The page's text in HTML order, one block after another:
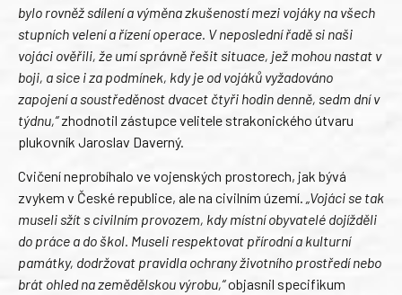
bylo rovněž sdílení a výměna zkušeností mezi vojáky na všech
stupních velení a řízení operace. V neposlední řadě si naši
vojáci ověřili, že umí správně řešit situace, jež mohou nastat v
boji, a sice i za podmínek, kdy je od vojáků vyžadováno
zapojení a soustředěnost dvacet čtyři hodin denně, sedm dní v
týdnu,“zhodnotil zástupce velitele strakonického útvaru
plukovník Jaroslav Daverný.
Cvičení neprobíhalo ve vojenských prostorech, jak bývá
zvykem v České republice, ale na civilním území. „Vojáci se tak
museli sžít s civilním provozem, kdy místní obyvatelé dojížděli
do práce a do škol. Museli respektovat přírodní a kulturní
památky, dodržovat pravidla ochrany životního prostředí nebo
brát ohled na zemědělskou výrobu,“objasnil specifikum